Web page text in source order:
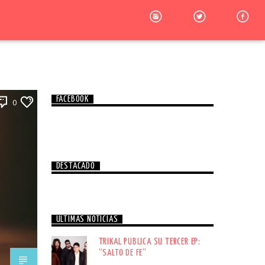
0 FACEBOOK
DESTACADO
ÚLTIMAS NOTICIAS
TRIKAL PUBLICA SU TERCER EP:
“SALTO DE FE”